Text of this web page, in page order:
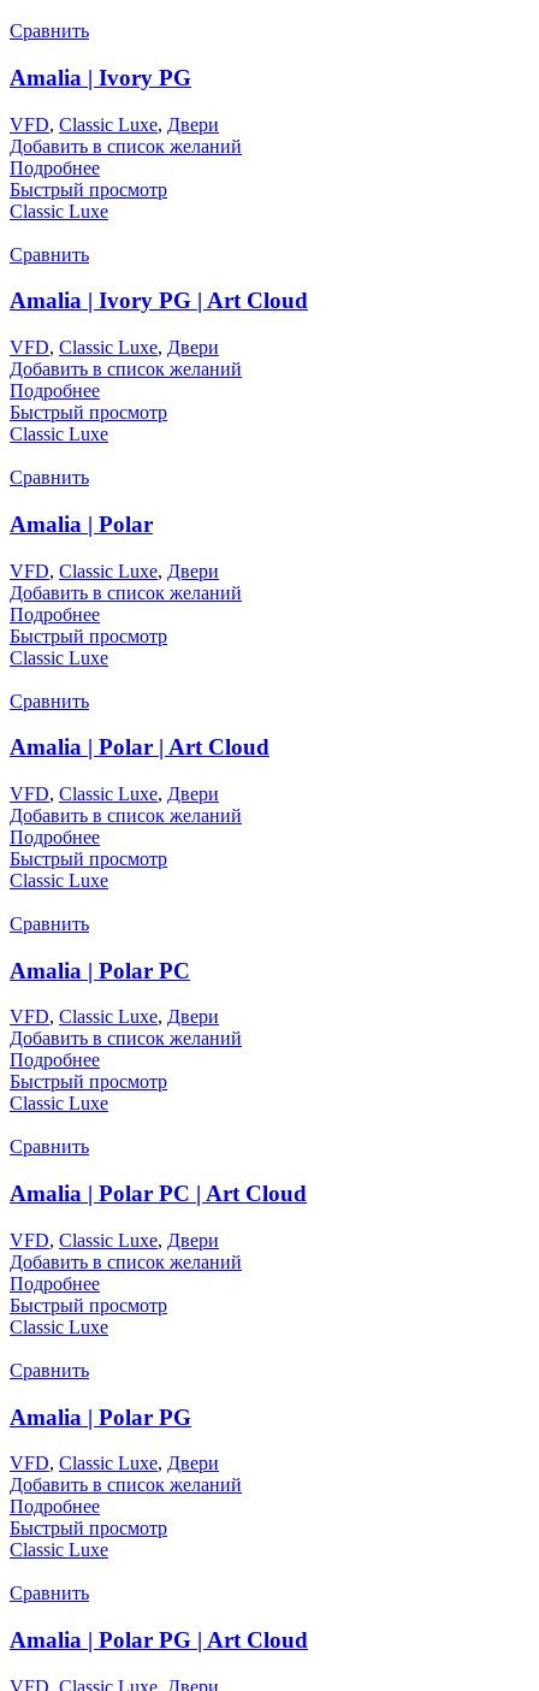
Сравнить
Amalia | Ivory PG
VFD, Classic Luxe, Двери
Добавить в список желаний
Подробнее
Быстрый просмотр
Classic Luxe
Сравнить
Amalia | Ivory PG | Art Cloud
VFD, Classic Luxe, Двери
Добавить в список желаний
Подробнее
Быстрый просмотр
Classic Luxe
Сравнить
Amalia | Polar
VFD, Classic Luxe, Двери
Добавить в список желаний
Подробнее
Быстрый просмотр
Classic Luxe
Сравнить
Amalia | Polar | Art Cloud
VFD, Classic Luxe, Двери
Добавить в список желаний
Подробнее
Быстрый просмотр
Classic Luxe
Сравнить
Amalia | Polar PC
VFD, Classic Luxe, Двери
Добавить в список желаний
Подробнее
Быстрый просмотр
Classic Luxe
Сравнить
Amalia | Polar PC | Art Cloud
VFD, Classic Luxe, Двери
Добавить в список желаний
Подробнее
Быстрый просмотр
Classic Luxe
Сравнить
Amalia | Polar PG
VFD, Classic Luxe, Двери
Добавить в список желаний
Подробнее
Быстрый просмотр
Classic Luxe
Сравнить
Amalia | Polar PG | Art Cloud
VFD Classic Luxe Двери